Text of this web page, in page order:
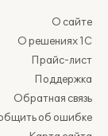
О сайте
О решениях 1С
Прайс-лист
Поддержка
Обратная связь
об ошибке